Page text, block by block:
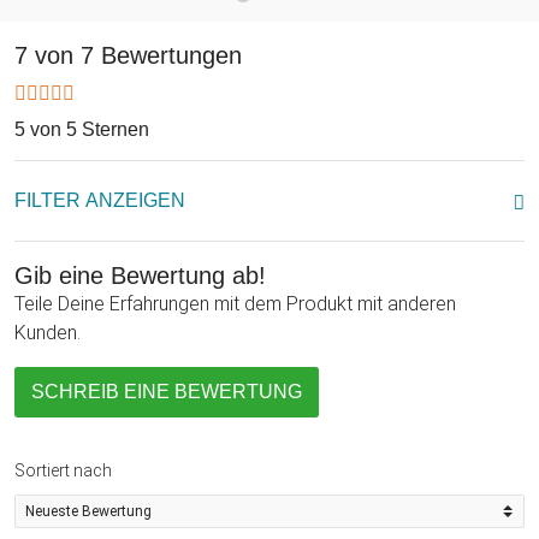
Geschenk mit ganz besonderem Einfallsreichtum, worüber
sich nicht nur junge Eltern freuen, sondern auch staunende
Kinderaugen.
7 von 7 Bewertungen
5 von 5 Sternen
FILTER ANZEIGEN
Gib eine Bewertung ab!
Teile Deine Erfahrungen mit dem Produkt mit anderen
Kunden.
SCHREIB EINE BEWERTUNG
Sortiert nach